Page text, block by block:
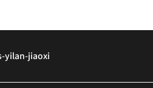
yilan-jiaoxi